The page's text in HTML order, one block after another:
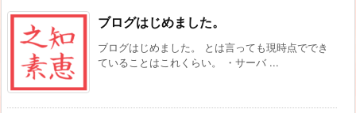
ブログはじめました。
ブログはじめました。 とは言っても現時点ででき
ていることはこれくらい。 ・サーバ ...